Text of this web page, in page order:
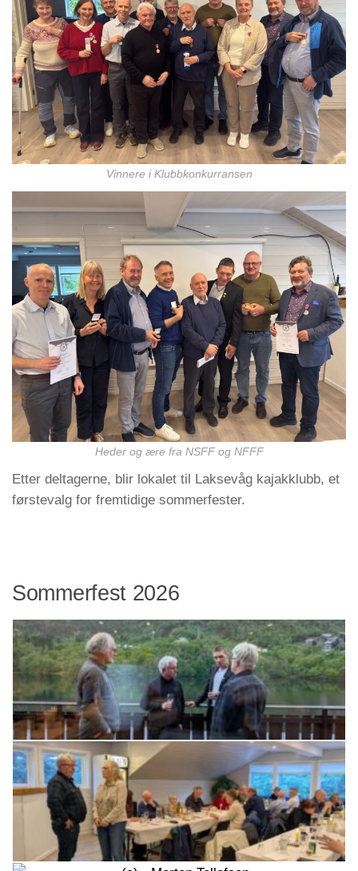
Vinnere i Klubbkonkurransen
Heder og ære fra NSFF og NFFF
Etter deltagerne, blir lokalet til Laksevåg kajakklubb, et
førstevalg for fremtidige sommerfester.
Sommerfest 2026